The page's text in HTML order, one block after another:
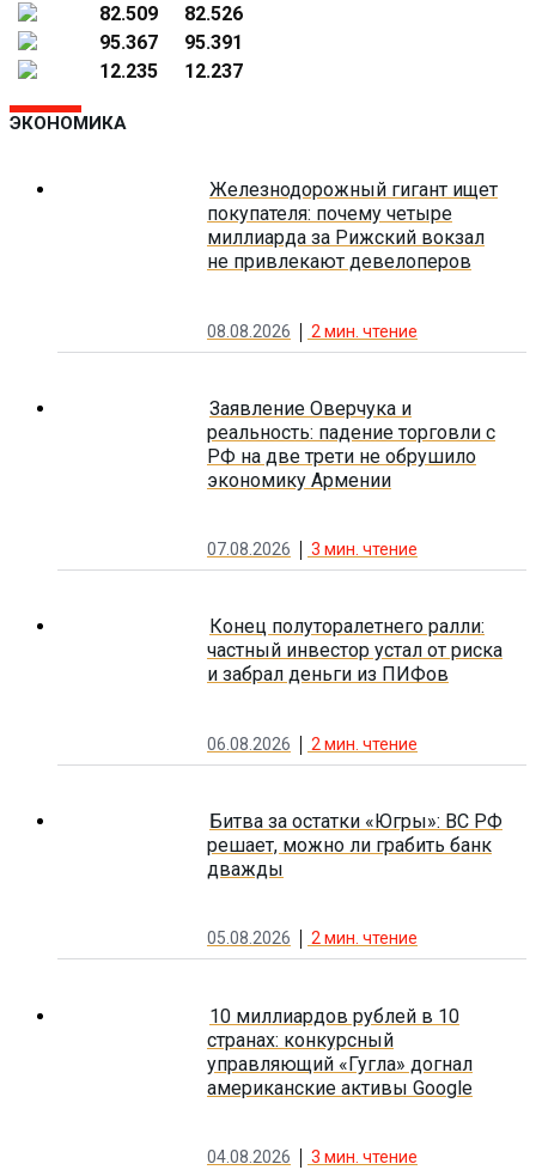
82.509
82.526
95.367
95.391
12.235
12.237
ЭКОНОМИКА
Железнодорожный гигант ищет
покупателя: почему четыре
миллиарда за Рижский вокзал
не привлекают девелоперов
08.08.2026 2 мин. чтение
Заявление Оверчука и
реальность: падение торговли с
РФ на две трети не обрушило
экономику Армении
07.08.2026 3 мин. чтение
Конец полуторалетнего ралли:
частный инвестор устал от риска
и забрал деньги из ПИФов
06.08.2026 2 мин. чтение
Битва за остатки «Югры»: ВС РФ
решает, можно ли грабить банк
дважды
05.08.2026 2мин. чтение
10 миллиардов рублей в 10
странах: конкурсный
управляющий «Гугла» догнал
американские активы Google
04.08.2026 3 мин. чтение